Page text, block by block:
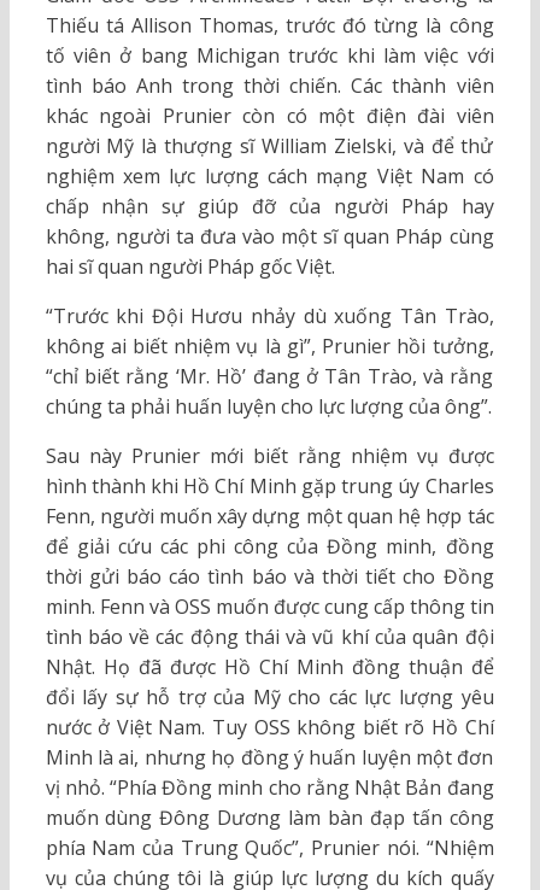
Thiếu tá Allison Thomas, trước đó từng là công
tố viên ở bang Michigan trước khi làm việc với
tình báo Anh trong thời chiến. Các thành viên
khác ngoài Prunier còn có một điện đài viên
người Mỹ là thượng sĩ William Zielski, và để thử
nghiệm xem lực lượng cách mạng Việt Nam có
chấp nhận sự giúp đỡ của người Pháp hay
không, người ta đưa vào một sĩ quan Pháp cùng
hai sĩ quan người Pháp gốc Việt.
“Trước khi Đội Hươu nhảy dù xuống Tân Trào,
không ai biết nhiệm vụ là gì”, Prunier hồi tưởng,
“chỉ biết rằng ‘Mr. Hồ’ đang ở Tân Trào, và rằng
chúng ta phải huấn luyện cho lực lượng của ông”.
Sau này Prunier mới biết rằng nhiệm vụ được
hình thành khi Hồ Chí Minh gặp trung úy Charles
Fenn, người muốn xây dựng một quan hệ hợp tác
để giải cứu các phi công của Đồng minh, đồng
thời gửi báo cáo tình báo và thời tiết cho Đồng
minh. Fenn và OSS muốn được cung cấp thông tin
tình báo về các động thái và vũ khí của quân đội
Nhật. Họ đã được Hồ Chí Minh đồng thuận để
đổi lấy sự hỗ trợ của Mỹ cho các lực lượng yêu
nước ở Việt Nam. Tuy OSS không biết rõ Hồ Chí
Minh là ai, nhưng họ đồng ý huấn luyện một đơn
vị nhỏ. “Phía Đồng minh cho rằng Nhật Bản đang
muốn dùng Đông Dương làm bàn đạp tấn công
phía Nam của Trung Quốc”, Prunier nói. “Nhiệm
vụ của chúng tôi là giúp lực lượng du kích quấy